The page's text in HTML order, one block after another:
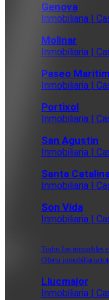
Genova
Inmobiliaria |
Molinar
Inmobiliaria |
Paseo
Inmobiliaria |
Portixol
Inmobiliaria |
San Agustin
Inmobiliaria |
Santa
Inmobiliaria |
Son Vida
Inmobiliaria |
Todos los inmuebles
Oferta inmobiliaria
Llucmajor
Inmobiliaria |